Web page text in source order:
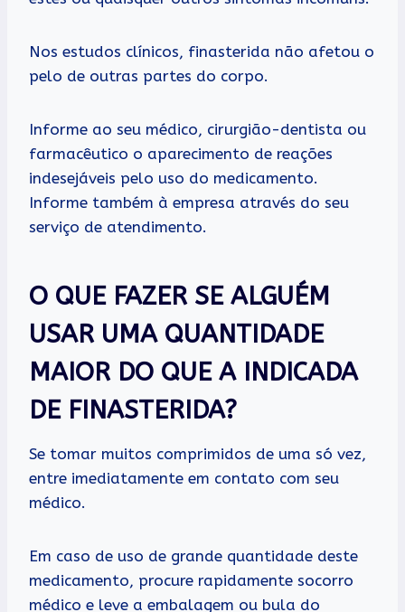
Nos estudos clínicos, finasterida não afetou o
pelo de outras partes do corpo.
Informe ao seu médico, cirurgião-dentista ou
farmacêutico o aparecimento de reações
indesejáveis pelo uso do medicamento.
Informe também à empresa através do seu
serviço de atendimento.
O QUE FAZER SE ALGUÉM
USAR UMA QUANTIDADE
MAIOR DO QUE A INDICADA
DE FINASTERIDA?
Se tomar muitos comprimidos de uma só vez,
entre imediatamente em contato com seu
médico.
Em caso de uso de grande quantidade deste
medicamento, procure rapidamente socorro
médico e leve a embalagem ou bula do